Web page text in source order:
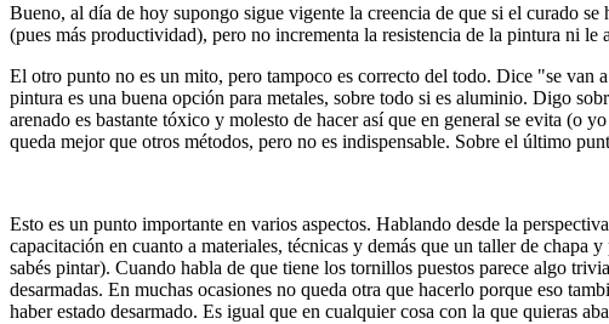
Bueno, al día de hoy supongo sigue vigente la creencia de que si el curado
(pues más productividad), pero no incrementa la resistencia de la pintura ni
El otro punto no es un mito, pero tampoco es correcto del todo. Dice "se
pintura es una buena opción para metales, sobre todo si es aluminio. Digo
arenado es bastante tóxico y molesto de hacer así que en general se evita (o
queda mejor que otros métodos, pero no es indispensable. Sobre el último
Esto es un punto importante en varios aspectos. Hablando desde la
capacitación en cuanto a materiales, técnicas y demás que un taller de
sabés pintar). Cuando habla de que tiene los tornillos puestos parece algo
desarmadas. En muchas ocasiones no queda otra que hacerlo porque eso
haber estado desarmado. Es igual que en cualquier cosa con la que quieras